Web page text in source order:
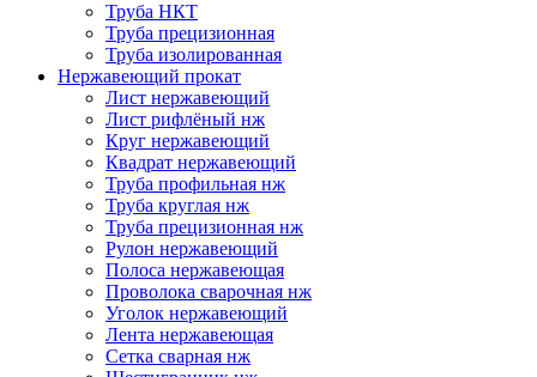
Труба НКТ
Труба прецизионная
Труба изолированная
Нержавеющий прокат
Лист нержавеющий
Лист рифлёный нж
Круг нержавеющий
Квадрат нержавеющий
Труба профильная нж
Труба круглая нж
Труба прецизионная нж
Рулон нержавеющий
Полоса нержавеющая
Проволока сварочная нж
Уголок нержавеющий
Лента нержавеющая
Сетка сварная нж